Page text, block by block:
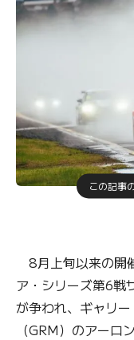
この記事
8月上旬以来の開
ア・シリーズ第6戦
が争われ、ギャリ
（GRM）のアーロ